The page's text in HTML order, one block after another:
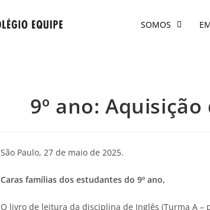
SOMOS
9º ano:
São Paulo, 27 de maio de 2025.
Caras famílias dos estudantes do 9º ano,
O livro de leitura da disciplina de Inglês (Turma A